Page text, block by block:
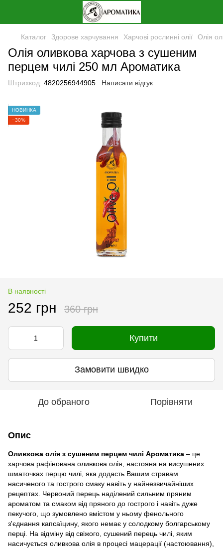
Каталог Здорове харчування Харчові рослинні олії Олія
Олія оливкова харчова з сушеним
перцем чилі 250 мл Ароматика
Штрихкод: 4820256944905 Написати відгук
НОВИНКА
−30%
В наявності
252 грн 360 грн
Купити
Замовити швидко
До обраного Порівняти
Опис
Оливкова олія з сушеним перцем чилі Ароматика – це
харчова рафінована оливкова олія, настояна на висушених
шматочках перцю чилі, яка додасть Вашим стравам
насиченого та гострого смаку навіть у найнезвичайніших
рецептах. Червоний перець наділений сильним пряним
ароматом та смаком від пряного до гострого і навіть дуже
пекучого, що зумовлено вмістом у ньому фенольного
з'єднання капсаїцину, якого немає у солодкому болгарському
перці. На відміну від свіжого, сушений перець чилі, яким
насичується оливкова олія в процесі мацерації (настоювання),